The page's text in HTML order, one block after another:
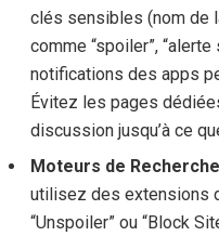
clés sensibles (nom de
comme “spoiler”,
notifications des apps
Évitez les pages
discussion jusqu’à ce
Moteurs de
utilisez des extensions
“Unspoiler” ou “Block